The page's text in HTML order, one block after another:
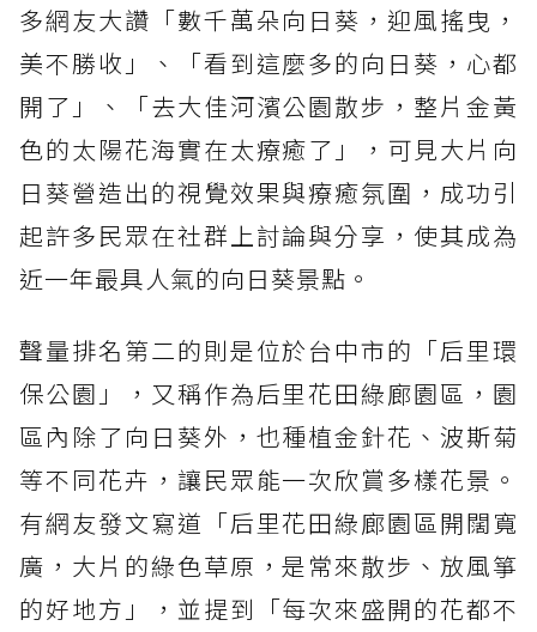
多網友大讚「數千萬朵向日葵，迎風搖曳，
美不勝收」、「看到這麼多的向日葵，心都
開了」、「去大佳河濱公園散步，整片金黃
色的太陽花海實在太療癒了」，可見大片向
日葵營造出的視覺效果與療癒氛圍，成功引
起許多民眾在社群上討論與分享，使其成為
近一年最具人氣的向日葵景點。
聲量排名第二的則是位於台中市的「后里環
保公園」，又稱作為后里花田綠廊園區，園
區內除了向日葵外，也種植金針花、波斯菊
等不同花卉，讓民眾能一次欣賞多樣花景。
有網友發文寫道「后里花田綠廊園區開闊寬
廣，大片的綠色草原，是常來散步、放風箏
的好地方」，並提到「每次來盛開的花都不